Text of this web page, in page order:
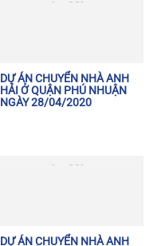
DỰ ÁN CHUYỂN NHÀ ANH
HẢI Ở QUẬN PHÚ NHUẬN
NGÀY 28/04/2020
DỰ ÁN CHUYỂN NHÀ ANH